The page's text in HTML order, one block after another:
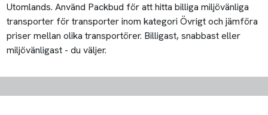
Utomlands. Använd Packbud för att hitta billiga miljövänliga
transporter för transporter inom kategori Övrigt och jämföra
priser mellan olika transportörer. Billigast, snabbast eller
miljövänligast - du väljer.